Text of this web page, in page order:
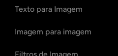
Texto para Imagem
Imagem para imagem
Filtros de Imagem